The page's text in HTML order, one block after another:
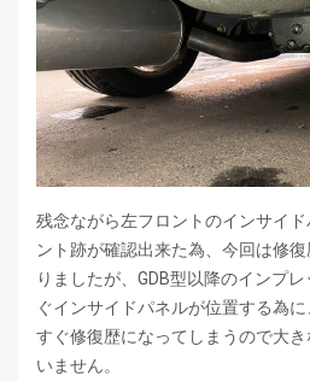
残念ながら左フロントのインサイ
ント跡が確認出来た為、今回は修
りましたが、GDB型以降のインプ
ぐインサイドパネルが位置する為
すぐ修復歴になってしまうので大
いません。